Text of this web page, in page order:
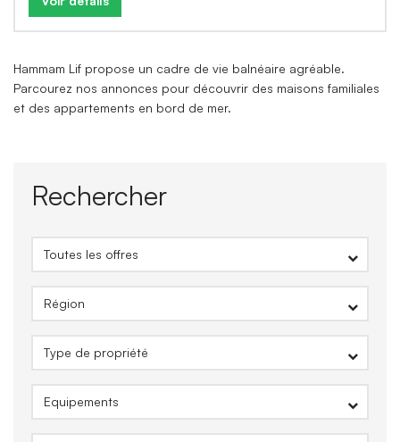
Hammam Lif propose un cadre de vie balnéaire agréable.
Parcourez nos annonces pour découvrir des maisons familiales
et des appartements en bord de mer.
Rechercher